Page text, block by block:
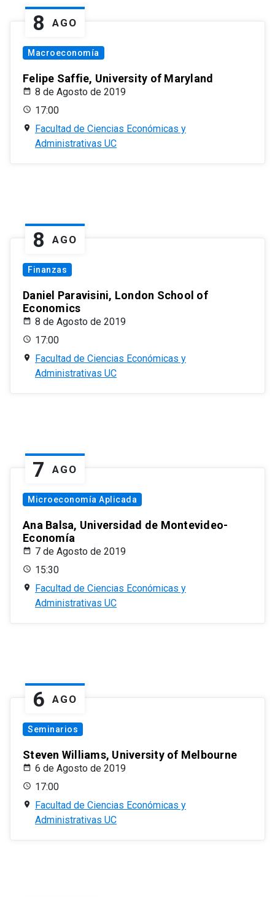
8 AGO
Macroeconomía
Felipe Saffie, University of Maryland
8 de Agosto de 2019
17:00
Facultad de Ciencias Económicas y
Administrativas UC
8 AGO
Finanzas
Daniel Paravisini, London School of
Economics
8 de Agosto de 2019
17:00
Facultad de Ciencias Económicas y
Administrativas UC
7 AGO
Microeconomía Aplicada
Ana Balsa, Universidad de Montevideo-
Economía
7 de Agosto de 2019
15:30
Facultad de Ciencias Económicas y
Administrativas UC
6 AGO
Seminarios
Steven Williams, University of Melbourne
6 de Agosto de 2019
17:00
Facultad de Ciencias Económicas y
Administrativas UC